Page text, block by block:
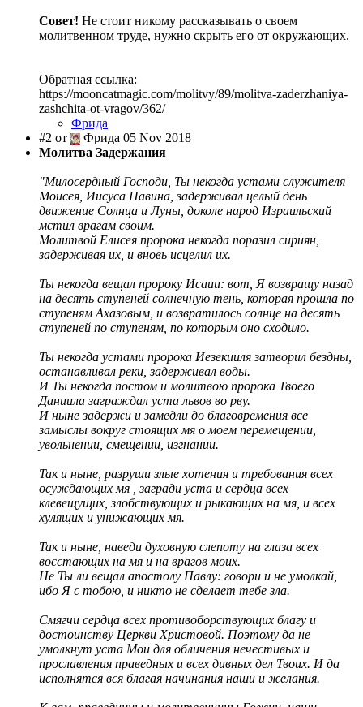
Совет! Не стоит никому рассказывать о своем
молитвенном труде, нужно скрыть его от окружающих.
Обратная ссылка:
https://mooncatmagic.com/molitvy/89/molitva-zaderzhaniya-
zashchita-ot-vragov/362/
Фрида
#2 от
Фрида 05 Nov 2018
Молитва Задержания
"Милосердный Господи, Ты некогда устами служителя
Моисея, Иисуса Навина, задерживал целый день
движение Солнца и Луны, доколе народ Израильский
мстил врагам своим.
Молитвой Елисея пророка некогда поразил сириян,
задерживая их, и вновь исцелил их.
Ты некогда вещал пророку Исаии: вот, Я возвращу назад
на десять ступеней солнечную тень, которая прошла по
ступеням Ахазовым, и возвратилось солнце на десять
ступеней по ступеням, по которым оно сходило.
Ты некогда устами пророка Иезекииля затворил бездны,
останавливал реки, задерживал воды.
И Ты некогда постом и молитвою пророка Твоего
Даниила заграждал уста львов во рву.
И ныне задержи и замедли до благовремения все
замыслы вокруг стоящих мя о моем перемещении,
увольнении, смещении, изгнании.
Так и ныне, разруши злые хотения и требования всех
осуждающих мя , загради уста и сердца всех
клевещущих, злобствующих и рыкающих на мя, и всех
хулящих и унижающих мя.
Так и ныне, наведи духовную слепоту на глаза всех
восстающих на мя и на врагов моих.
Не Ты ли вещал апостолу Павлу: говори и не умолкай,
ибо Я с тобою, и никто не сделает тебе зла.
Смягчи сердца всех противоборствующих благу и
достоинству Церкви Христовой. Поэтому да не
умолкнут уста Мои для обличения нечестивых и
прославления праведных и всех дивных дел Твоих. И да
исполнятся вся благая начинания наши и желания.